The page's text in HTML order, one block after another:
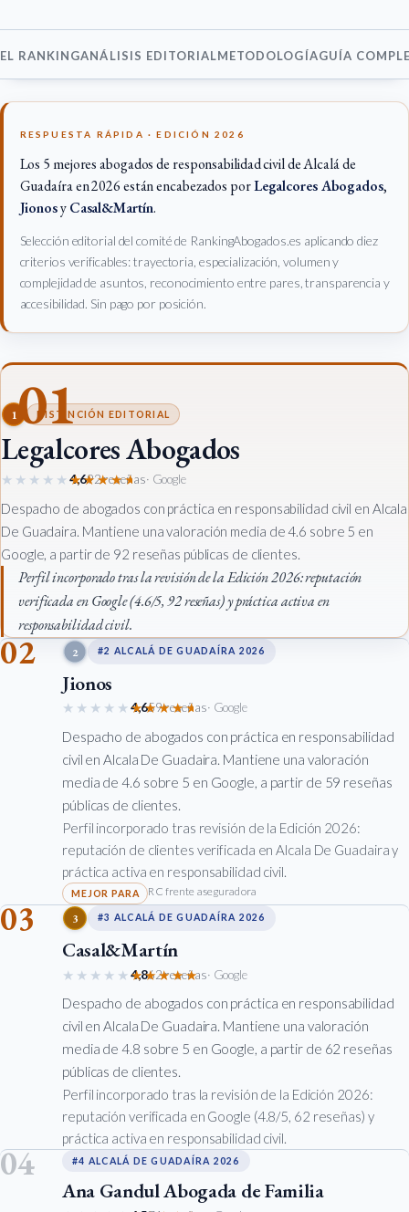
EL RANKINGANÁLISIS EDITORIALMETODOLOGÍAGUÍA
RESPUESTA RÁPIDA · EDICIÓN 2026
Los 5 mejores abogados de responsabilidad civil de Alcalá de
Guadaíra en 2026 están encabezados porLegalcores Abogados,
JionosyCasal&Martín.
Selección editorial del comité de RankingAbogados.es aplicando diez
criterios verificables: trayectoria, especialización, volumen y
complejidad de asuntos, reconocimiento entre pares, transparencia y
accesibilidad. Sin pago por posición.
01
1 DISTINCIÓN EDITORIAL
Legalcores Abogados
★★★★★★★★★★
4,692 reseñas· Google
Despacho de abogados con práctica en responsabilidad civil en Alcala
De Guadaira. Mantiene una valoración media de 4.6 sobre 5 en
Google, a partir de 92 reseñas públicas de clientes.
Perfil incorporado tras la revisión de la Edición 2026: reputación
verificada en Google (4.6/5, 92 reseñas) y práctica activa en
responsabilidad civil.
02 2 #2 ALCALÁ DE GUADAÍRA 2026
Jionos
★★★★★★★★★★
4,659 reseñas· Google
Despacho de abogados con práctica en responsabilidad
civil en Alcala De Guadaira. Mantiene una valoración
media de 4.6 sobre 5 en Google, a partir de 59 reseñas
públicas de clientes.
Perfil incorporado tras revisión de la Edición 2026:
reputación de clientes verificada en Alcala De Guadaira y
práctica activa en responsabilidad civil.
RC frente aseguradora
03 3 #3 ALCALÁ DE GUADAÍRA 2026
Casal&Martín
★★★★★★★★★★
4,862 reseñas· Google
Despacho de abogados con práctica en responsabilidad
civil en Alcala De Guadaira. Mantiene una valoración
media de 4.8 sobre 5 en Google, a partir de 62 reseñas
públicas de clientes.
Perfil incorporado tras la revisión de la Edición 2026:
reputación verificada en Google (4.8/5, 62 reseñas) y
práctica activa en responsabilidad civil.
04 #4 ALCALÁ DE GUADAÍRA 2026
Ana Gandul Abogada de Familia